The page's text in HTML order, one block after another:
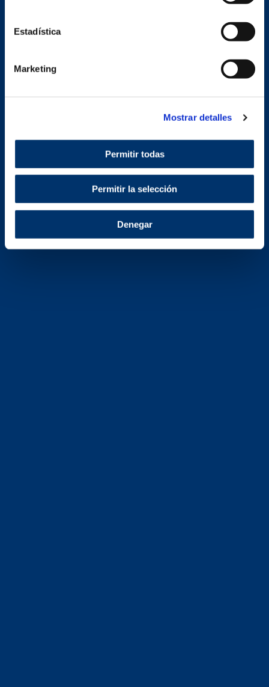
Estadística
Marketing
Mostrar detalles
Permitir todas
Permitir la selección
Denegar
PLANTAS DE PRODUCCIÓN